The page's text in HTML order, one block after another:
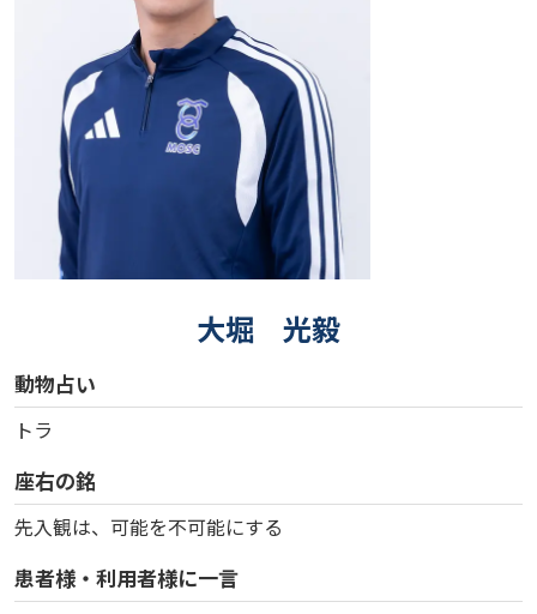
大堀 光毅
動物占い
トラ
座右の銘
先入観は、可能を不可能にする
患者様・利用者様に一言